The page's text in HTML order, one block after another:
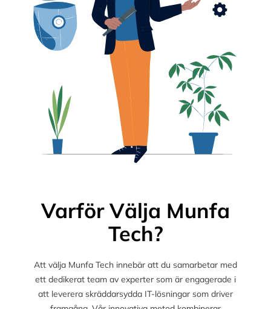
Varför Välja Munfa
Tech?
Att välja Munfa Tech innebär att du samarbetar med
ett dedikerat team av experter som är engagerade i
att leverera skräddarsydda IT-lösningar som driver